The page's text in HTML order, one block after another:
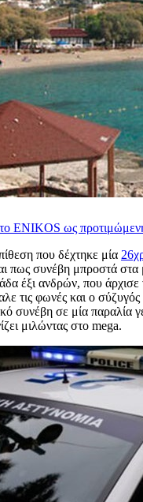
ENIKOS ως
που δέχτηκε μία
πως συνέβη μπροστά στα
έξι ανδρών, που άρχισε
τις φωνές και ο
συνέβη σε μία παραλία
μιλώντας στο mega.